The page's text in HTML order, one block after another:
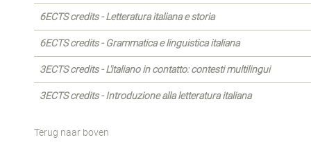
6ECTS credits - Letteratura italiana e storia
6ECTS credits - Grammatica e linguistica italiana
3ECTS credits - L'italiano in contatto: contesti multilingui
3ECTS credits - Introduzione alla letteratura italiana
Terug naar boven